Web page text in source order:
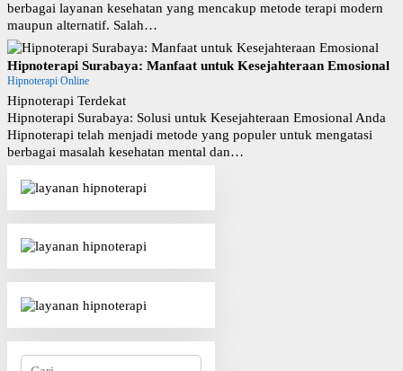
berbagai layanan kesehatan yang mencakup metode terapi modern
maupun alternatif. Salah…
Hipnoterapi Surabaya: Manfaat untuk Kesejahteraan Emosional
Hipnoterapi Online
Hipnoterapi Terdekat
Hipnoterapi Surabaya: Solusi untuk Kesejahteraan Emosional Anda
Hipnoterapi telah menjadi metode yang populer untuk mengatasi
berbagai masalah kesehatan mental dan…
C